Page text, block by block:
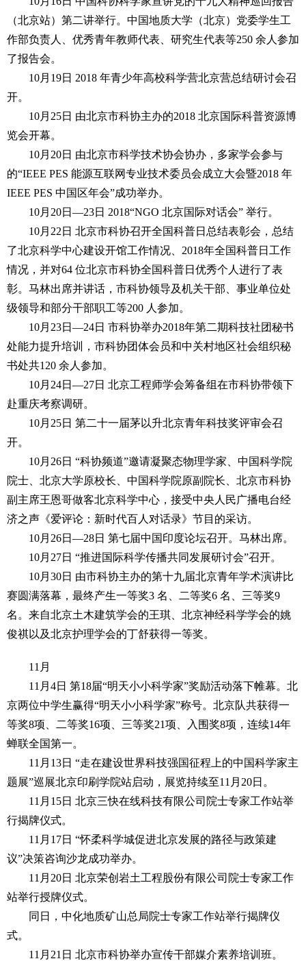
（北京站）第二讲举行。中国地质大学（北京）党委学生工
作部负责人、优秀青年教师代表、研究生代表等250 余人参加
了报告会。
10月19日 2018 年青少年高校科学营北京营总结研讨会召
开。
10月25日 由北京市科协主办的2018 北京国际科普资源博
览会开幕。
10月20日 由北京市科学技术协会协办，多家学会参与
的“IEEE PES 能源互联网专业技术委员会成立大会暨2018 年
IEEE PES 中国区年会”成功举办。
10月20日—23日 2018“NGO 北京国际对话会” 举行。
10月22日 北京市科协召开全国科普日总结表彰会，总结
了北京科学中心建设开馆工作情况、2018年全国科普日工作
情况，并对64 位北京市科协全国科普日优秀个人进行了表
彰。马林出席并讲话，市科协领导及机关干部、事业单位处
级领导和部分干部职工等200 人参加。
10月23日—24日 市科协举办2018年第二期科技社团秘书
处能力提升培训，市科协团体会员和中关村地区社会组织秘
书处共120 余人参加。
10月24日—27日 北京工程师学会筹备组在市科协带领下
赴重庆考察调研。
10月25日 第二十一届茅以升北京青年科技奖评审会召
开。
10月26日 “科协频道”邀请凝聚态物理学家、中国科学院
院士、北京大学原校长、中国科学院原副院长、北京市科协
副主席王恩哥做客北京科学中心，接受中央人民广播电台经
济之声《爱评论：新时代百人对话录》节目的采访。
10月26日—28日 第七届中国印度论坛召开。马林出席。
10月27日 “推进国际科学传播共同发展研讨会”召开。
10月30日 由市科协主办的第十九届北京青年学术演讲比
赛圆满落幕，最终产生一等奖3 名、二等奖6 名、三等奖9
名。来自北京土木建筑学会的王琪、北京神经科学学会的姚
俊祺以及北京护理学会的丁舒获得一等奖。
11月
11月4日 第18届“明天小小科学家”奖励活动落下帷幕。北
京两位中学生赢得“明天小小科学家”称号。北京队共获得一
等奖8项、二等奖16项、三等奖21项、入围奖8项，连续14年
蝉联全国第一。
11月13日 “走在建设世界科技强国征程上的中国科学家主
题展”巡展北京印刷学院站启动，展览持续至11月20日。
11月15日 北京三快在线科技有限公司院士专家工作站举
行揭牌仪式。
11月17日 “怀柔科学城促进北京发展的路径与政策建
议”决策咨询沙龙成功举办。
11月20日 北京荣创岩土工程股份有限公司院士专家工作
站举行授牌仪式。
同日，中化地质矿山总局院士专家工作站举行揭牌仪
式。
11月21日 北京市科协举办宣传干部媒介素养培训班。